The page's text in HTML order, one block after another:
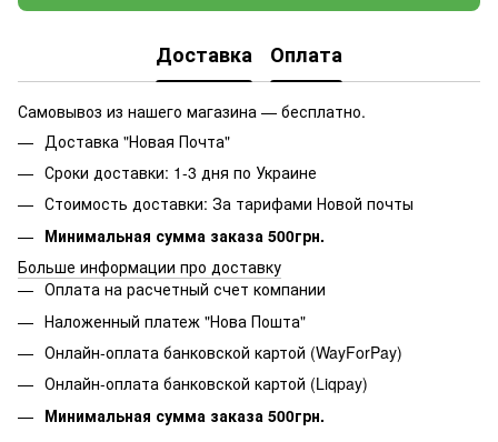
Доставка Оплата
Самовывоз из нашего магазина — бесплатно.
Доставка "Новая Почта"
Сроки доставки: 1-3 дня по Украине
Стоимость доставки: За тарифами Новой почты
Минимальная сумма заказа 500грн.
Больше информации про доставку
Оплата на расчетный счет компании
Наложенный платеж "Нова Пошта"
Онлайн-оплата банковской картой (WayForPay)
Онлайн-оплата банковской картой (Liqpay)
Минимальная сумма заказа 500грн.